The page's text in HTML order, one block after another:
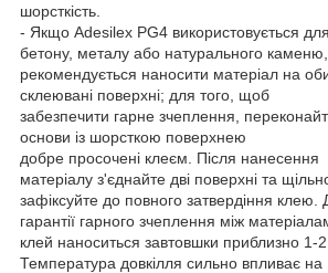
шорсткість.
- Якщо Adesilex PG4 використовується
бетону, металу або натурального каменю,
рекомендується наносити матеріал на
склеювані поверхні; для того, щоб
забезпечити гарне зчеплення,
основи із шорсткою поверхнею
добре просочені клеєм. Після нанесення
матеріалу з'єднайте дві поверхні та
зафіксуйте до повного затвердіння клею.
гарантії гарного зчеплення між
клей наноситься завтовшки приблизно 1-
Температура довкілля сильно впливає на